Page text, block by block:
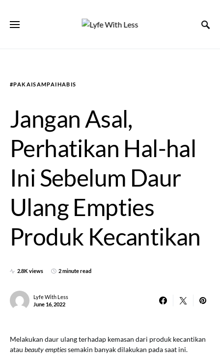
#PAKAISAMPAIHABIS
Jangan Asal,
Perhatikan Hal-hal
Ini Sebelum Daur
Ulang Empties
Produk Kecantikan
2.8K views 2 minute read
Lyfe With Less
June 16, 2022
Melakukan daur ulang terhadap kemasan dari produk kecantikan
atau beauty emptiessemakin banyak dilakukan pada saat ini.